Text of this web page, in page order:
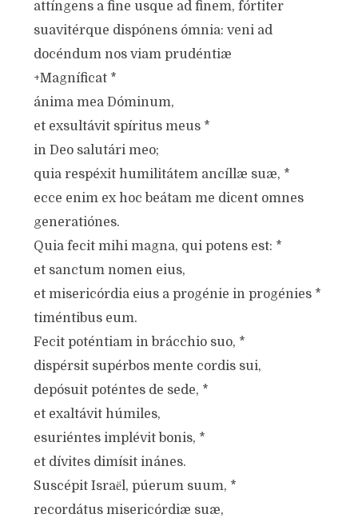
attíngens a fine usque ad finem, fórtiter
suavitérque dispónens ómnia: veni ad
docéndum nos viam prudéntiæ
+Magníficat *
ánima mea Dóminum,
et exsultávit spíritus meus *
in Deo salutári meo;
quia respéxit humilitátem ancíllæ suæ, *
ecce enim ex hoc beátam me dicent omnes
generatiónes.
Quia fecit mihi magna, qui potens est: *
et sanctum nomen eius,
et misericórdia eius a progénie in progénies *
timéntibus eum.
Fecit poténtiam in brácchio suo, *
dispérsit supérbos mente cordis sui,
depósuit poténtes de sede, *
et exaltávit húmiles,
esuriéntes implévit bonis, *
et dívites dimísit inánes.
Suscépit Israёl, púerum suum, *
recordátus misericórdiæ suæ,